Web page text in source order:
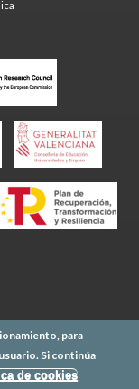
para
Si continúa
de cookies